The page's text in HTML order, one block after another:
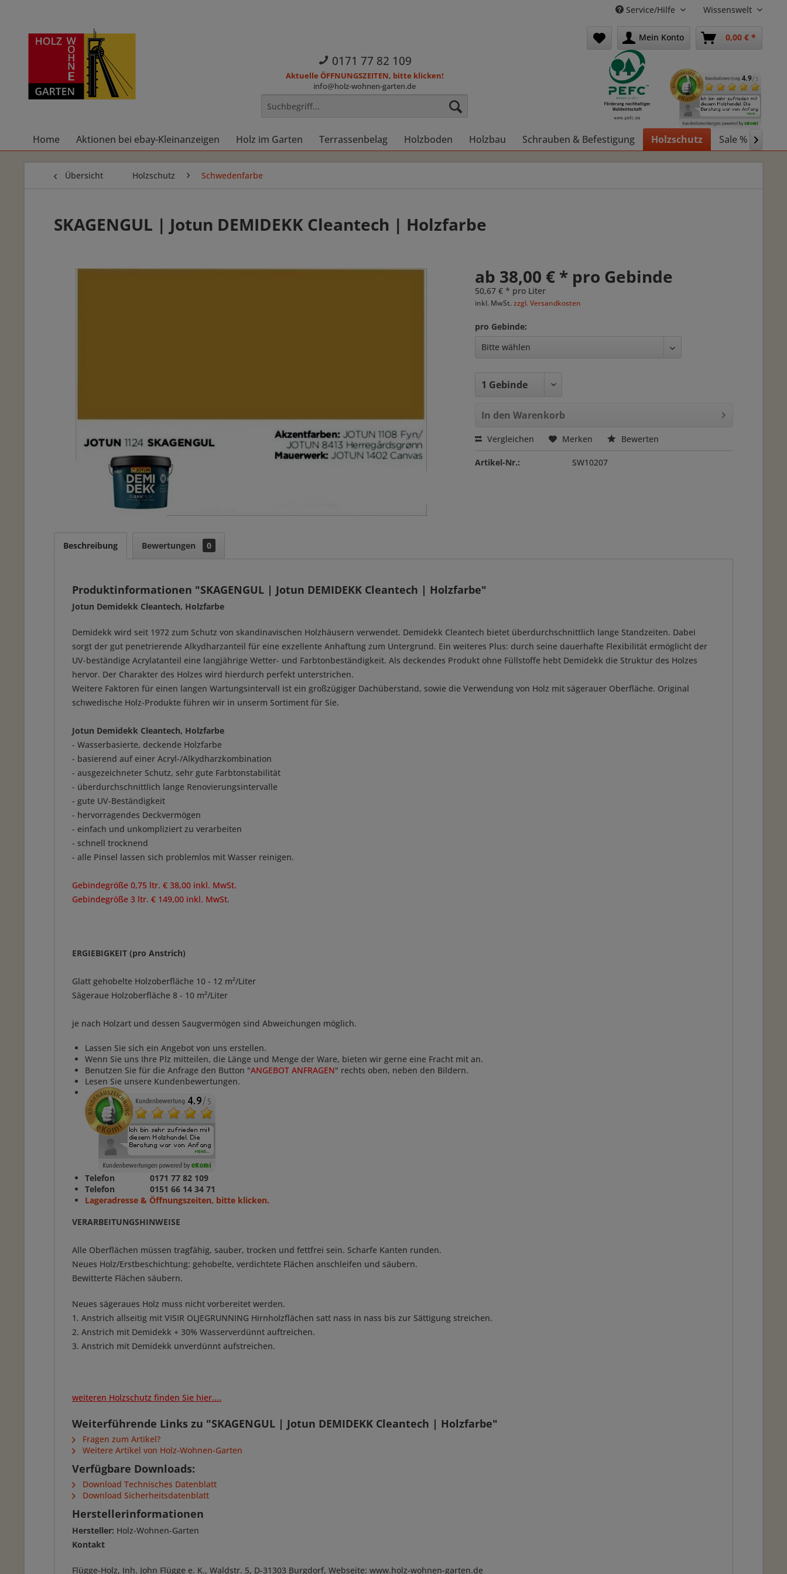
Service/Hilfe Wissenswelt
Mein Konto 0,00 € *
0171 77 82 109
Aktuelle ÖFFNUNGSZEITEN, bitte klicken!
info@holz-wohnen-garten.de
Home Aktionen bei ebay-Kleinanzeigen Holz im Garten Terrassenbelag Holzboden Holzbau Schrauben & Befestigung Holzschutz Sale % 
Übersicht Holzschutz Schwedenfarbe
SKAGENGUL | Jotun DEMIDEKK Cleantech | Holzfarbe
ab 38,00 € * pro Gebinde
50,67 € * pro Liter
inkl. MwSt.zzgl. Versandkosten
pro Gebinde:
In den Warenkorb
Vergleichen Merken Bewerten
Artikel-Nr.: SW10207
Beschreibung Bewertungen 0
Produktinformationen "SKAGENGUL | Jotun DEMIDEKK Cleantech | Holzfarbe"
Jotun Demidekk Cleantech, Holzfarbe
Demidekk wird seit 1972 zum Schutz von skandinavischen Holzhäusern verwendet. Demidekk Cleantech bietet überdurchschnittlich lange Standzeiten. Dabei
sorgt der gut penetrierende Alkydharzanteil für eine exzellente Anhaftung zum Untergrund. Ein weiteres Plus: durch seine dauerhafte Flexibilität ermöglicht der
UV-beständige Acrylatanteil eine langjährige Wetter- und Farbtonbeständigkeit. Als deckendes Produkt ohne Füllstoffe hebt Demidekk die Struktur des Holzes
hervor. Der Charakter des Holzes wird hierdurch perfekt unterstrichen.
Weitere Faktoren für einen langen Wartungsintervall ist ein großzügiger Dachüberstand, sowie die Verwendung von Holz mit sägerauer Oberfläche. Original
schwedische Holz-Produkte führen wir in unserm Sortiment für Sie.
Jotun Demidekk Cleantech, Holzfarbe
- Wasserbasierte, deckende Holzfarbe
- basierend auf einer Acryl-/Alkydharzkombination
- ausgezeichneter Schutz, sehr gute Farbtonstabilität
- überdurchschnittlich lange Renovierungsintervalle
- gute UV-Beständigkeit
- hervorragendes Deckvermögen
- einfach und unkompliziert zu verarbeiten
- schnell trocknend
- alle Pinsel lassen sich problemlos mit Wasser reinigen.
Gebindegröße 0,75 ltr. € 38,00 inkl. MwSt.
Gebindegröße 3 ltr. € 149,00 inkl. MwSt.
ERGIEBIGKEIT (pro Anstrich)
Glatt gehobelte Holzoberfläche 10 - 12 m²/Liter
Sägeraue Holzoberfläche 8 - 10 m²/Liter
je nach Holzart und dessen Saugvermögen sind Abweichungen möglich.
Lassen Sie sich ein Angebot von uns erstellen.
Wenn Sie uns Ihre Plz mitteilen, die Länge und Menge der Ware, bieten wir gerne eine Fracht mit an.
Benutzen Sie für die Anfrage den Button "ANGEBOT ANFRAGEN" rechts oben, neben den Bildern.
Lesen Sie unsere Kundenbewertungen.
Telefon 0171 77 82 109
Telefon 0151 66 14 34 71
Lageradresse & Öffnungszeiten, bitte klicken.
VERARBEITUNGSHINWEISE
Alle Oberflächen müssen tragfähig, sauber, trocken und fettfrei sein. Scharfe Kanten runden.
Neues Holz/Erstbeschichtung: gehobelte, verdichtete Flächen anschleifen und säubern.
Bewitterte Flächen säubern.
Neues sägeraues Holz muss nicht vorbereitet werden.
1. Anstrich allseitig mit VISIR OLJEGRUNNING Hirnholzflächen satt nass in nass bis zur Sättigung streichen.
2. Anstrich mit Demidekk + 30% Wasserverdünnt auftreichen.
3. Anstrich mit Demidekk unverdünnt aufstreichen.
weiteren Holzschutz finden Sie hier....
Weiterführende Links zu "SKAGENGUL | Jotun DEMIDEKK Cleantech | Holzfarbe"
Fragen zum Artikel?
Weitere Artikel von Holz-Wohnen-Garten
Verfügbare Downloads:
Download Technisches Datenblatt
Download Sicherheitsdatenblatt
Herstellerinformationen
Hersteller: Holz-Wohnen-Garten
Kontakt
Flügge-Holz, Inh. John Flügge e. K., Waldstr. 5, D-31303 Burgdorf, Webseite: www.holz-wohnen-garten.de